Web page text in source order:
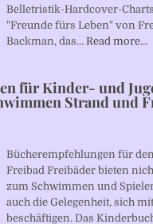
Belletristik-Hardcover-
"Freunde fürs Leben" von
Backman, das…Read more…
für Kinder- und
Strand und
Bücherempfehlungen für
Freibad Freibäder bieten
zum Schwimmen und
auch die Gelegenheit, sich
beschäftigen. Das